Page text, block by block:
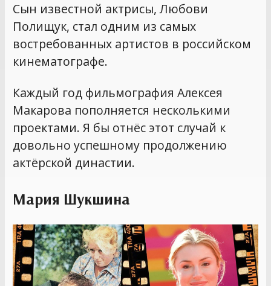
Сын известной актрисы, Любови
Полищук, стал одним из самых
востребованных артистов в российском
кинематографе.
Каждый год фильмография Алексея
Макарова пополняется несколькими
проектами. Я бы отнёс этот случай к
довольно успешному продолжению
актёрской династии.
Мария Шукшина